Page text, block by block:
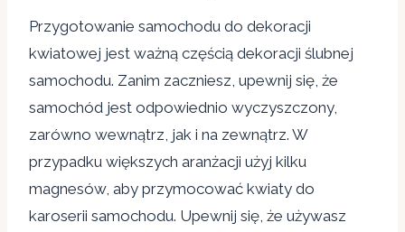
Przygotowanie samochodu do dekoracji
kwiatowej jest ważną częścią dekoracji ślubnej
samochodu. Zanim zaczniesz, upewnij się, że
samochód jest odpowiednio wyczyszczony,
zarówno wewnątrz, jak i na zewnątrz. W
przypadku większych aranżacji użyj kilku
magnesów, aby przymocować kwiaty do
karoserii samochodu. Upewnij się, że używasz